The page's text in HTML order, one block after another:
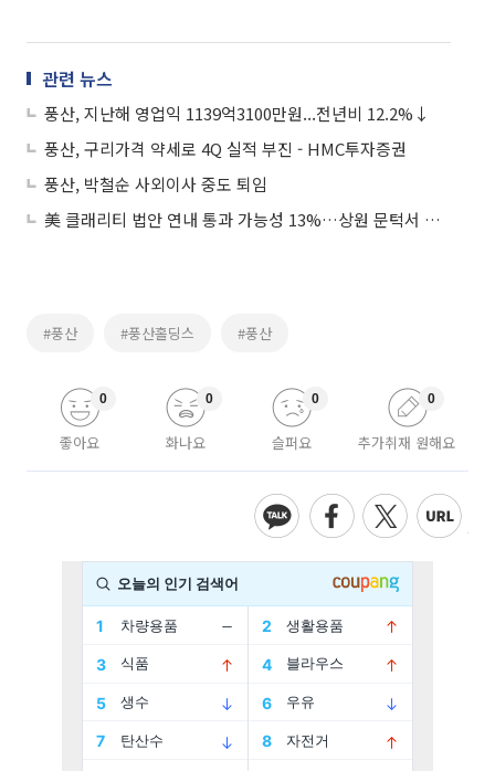
관련 뉴스
풍산, 지난해 영업익 1139억3100만원...전년비 12.2%↓
풍산, 구리가격 약세로 4Q 실적 부진 - HMC투자증권
풍산, 박철순 사외이사 중도 퇴임
美 클래리티 법안 연내 통과 가능성 13%…상원 문턱서 제동
#풍산 #풍산홀딩스 #풍산
좋아요
0
화나요
0
슬퍼요
0
추가취재 원해요
0